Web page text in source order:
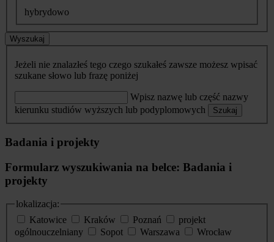
hybrydowo
Wyszukaj
Jeżeli nie znalazłeś tego czego szukałeś zawsze możesz wpisać
szukane słowo lub frazę poniżej
Wpisz nazwę lub część nazwy
kierunku studiów wyższych lub podyplomowych
Szukaj
Badania i projekty
Formularz wyszukiwania na belce: Badania i
projekty
lokalizacja:
Katowice
Kraków Poznań
projekt
ogólnouczelniany
Sopot Warszawa
Wrocław